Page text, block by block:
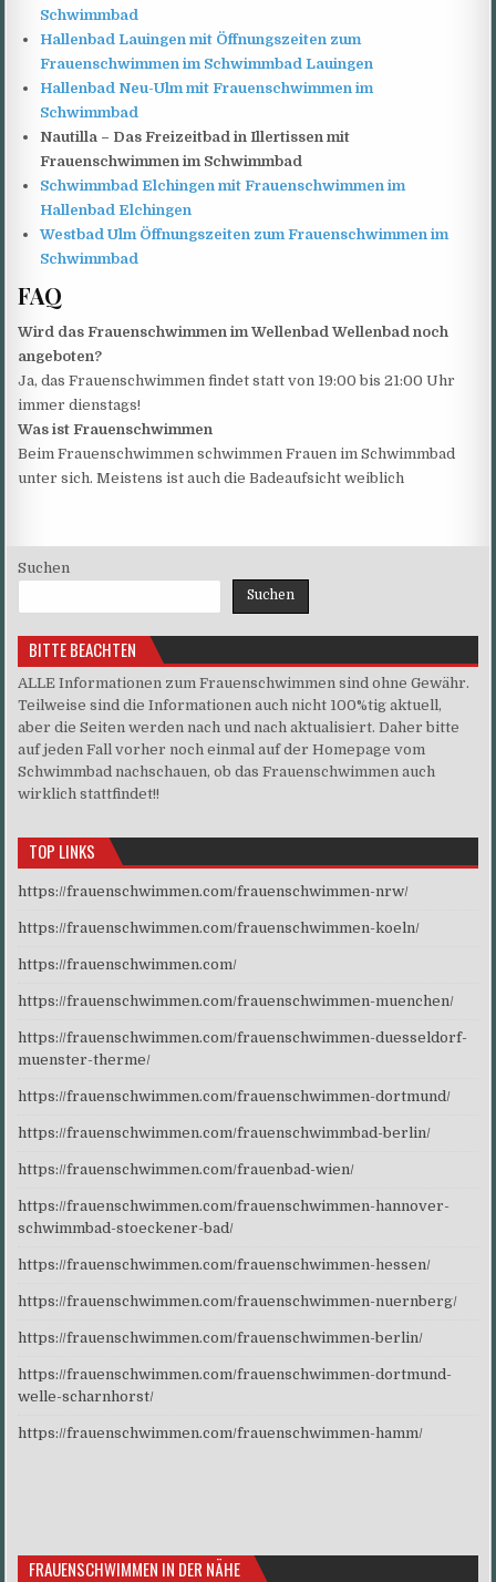
Schwimmbad
Hallenbad Lauingen mit Öffnungszeiten zum
Frauenschwimmen im Schwimmbad Lauingen
Hallenbad Neu-Ulm mit Frauenschwimmen im
Schwimmbad
Nautilla – Das Freizeitbad in Illertissen mit
Frauenschwimmen im Schwimmbad
Schwimmbad Elchingen mit Frauenschwimmen im
Hallenbad Elchingen
Westbad Ulm Öffnungszeiten zum Frauenschwimmen im
Schwimmbad
FAQ
Wird das Frauenschwimmen im Wellenbad Wellenbad noch
angeboten?
Ja, das Frauenschwimmen findet statt von 19:00 bis 21:00 Uhr
immer dienstags!
Was ist Frauenschwimmen
Beim Frauenschwimmen schwimmen Frauen im Schwimmbad
unter sich. Meistens ist auch die Badeaufsicht weiblich
Suchen
Suchen
BITTE BEACHTEN
ALLE Informationen zum Frauenschwimmen sind ohne Gewähr.
Teilweise sind die Informationen auch nicht 100%tig aktuell,
aber die Seiten werden nach und nach aktualisiert. Daher bitte
auf jeden Fall vorher noch einmal auf der Homepage vom
Schwimmbad nachschauen, ob das Frauenschwimmen auch
wirklich stattfindet!!
TOP LINKS
https://frauenschwimmen.com/frauenschwimmen-nrw/
https://frauenschwimmen.com/frauenschwimmen-koeln/
https://frauenschwimmen.com/
https://frauenschwimmen.com/frauenschwimmen-muenchen/
https://frauenschwimmen.com/frauenschwimmen-duesseldorf-
muenster-therme/
https://frauenschwimmen.com/frauenschwimmen-dortmund/
https://frauenschwimmen.com/frauenschwimmbad-berlin/
https://frauenschwimmen.com/frauenbad-wien/
https://frauenschwimmen.com/frauenschwimmen-hannover-
schwimmbad-stoeckener-bad/
https://frauenschwimmen.com/frauenschwimmen-hessen/
https://frauenschwimmen.com/frauenschwimmen-nuernberg/
https://frauenschwimmen.com/frauenschwimmen-berlin/
https://frauenschwimmen.com/frauenschwimmen-dortmund-
welle-scharnhorst/
https://frauenschwimmen.com/frauenschwimmen-hamm/
FRAUENSCHWIMMEN IN DER NÄHE